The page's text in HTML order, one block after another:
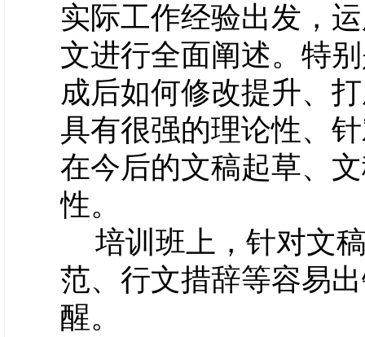
实际工作经验出发，
文进行全面阐述。特
成后如何修改提升、
具有很强的理论性、
在今后的文稿起草、
性。
培训班上，针对文
范、行文措辞等容易
醒。